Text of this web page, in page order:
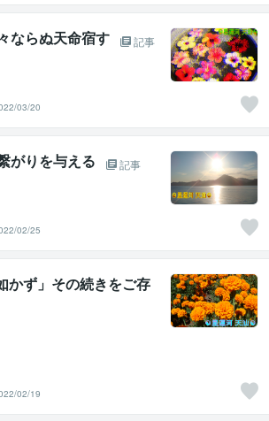
ならぬ天命宿す
記事
03/20
がりを与える
記事
02/25
かず」その続きをご存
02/19